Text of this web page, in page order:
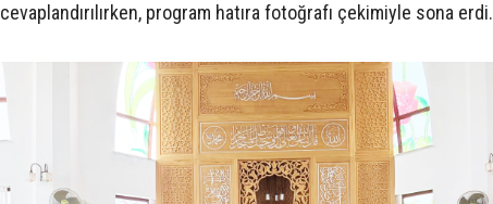
cevaplandırılırken, program hatıra fotoğrafı çekimiyle sona erdi.